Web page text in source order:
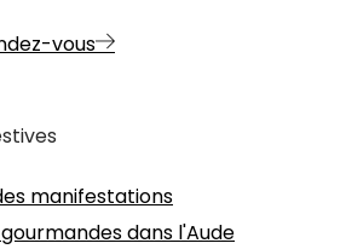
vous
manifestations
dans l'Aude